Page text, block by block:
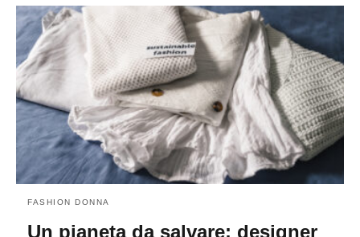
FASHION DONNA
Un pianeta da salvare: designer